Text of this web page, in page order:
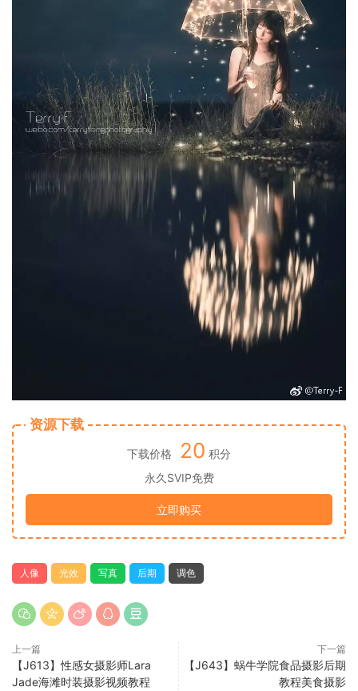
资源下载
下载价格 20 积分
永久SVIP免费
立即购买
人像 光效 写真 后期 调色
上一篇
【J613】性感女摄影师Lara
Jade海滩时装摄影视频教程
下一篇
【J643】蜗牛学院食品摄影后期
教程美食摄影